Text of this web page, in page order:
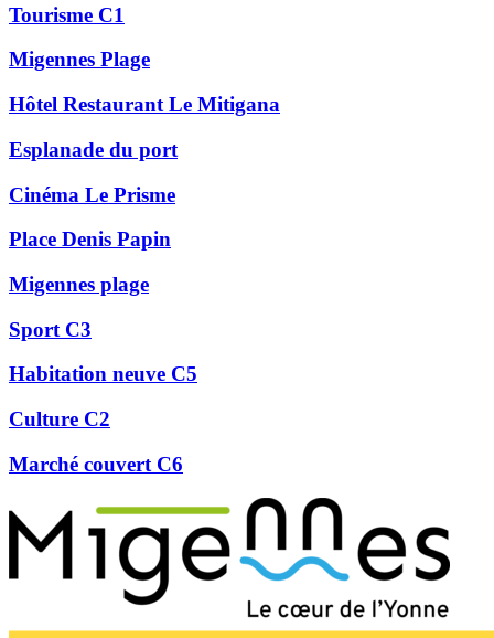
Tourisme C1
Migennes Plage
Hôtel Restaurant Le Mitigana
Esplanade du port
Cinéma Le Prisme
Place Denis Papin
Migennes plage
Sport C3
Habitation neuve C5
Culture C2
Marché couvert C6
Précédent
Suivant